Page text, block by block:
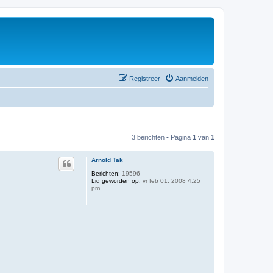
Aanmelden
Registreer
3 berichten • Pagina 1 van 1
Arnold Tak
Berichten: 19596
Lid geworden op: vr feb 01, 2008 4:25
pm